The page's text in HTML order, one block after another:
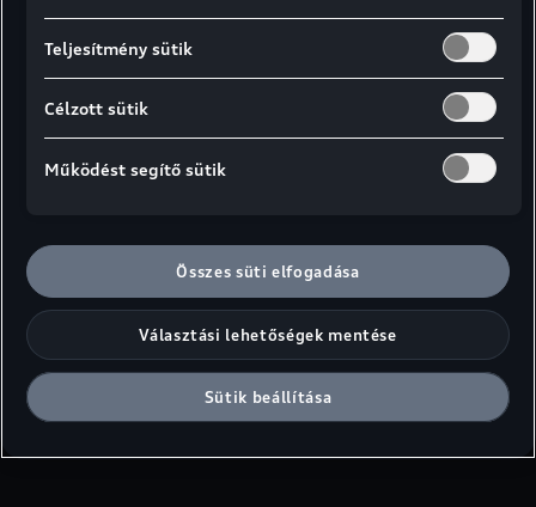
Audi szerviz
Szerviz szolgáltatások és ajánlatok
Mobilitásgarancia
SZERVIZ4+
Szezonális ajánlatok
Teljesítmény sütik
Célzott sütik
Működést segítő sütik
Összes süti elfogadása
Választási lehetőségek mentése
Sütik beállítása